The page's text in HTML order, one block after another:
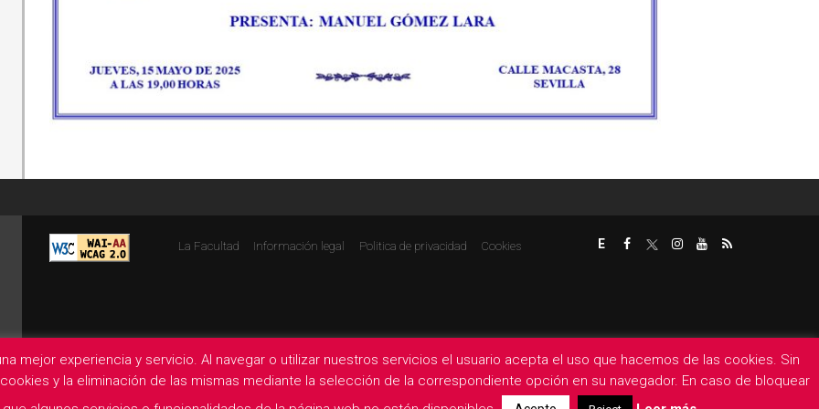
La Facultad Información legal Politica de privacidad Cookies E
mejor experiencia y servicio. Al navegar o utilizar nuestros servicios el usuario acepta el uso que hacemos de las cookies. Sin
y la eliminación de las mismas mediante la selección de la correspondiente opción en su navegador. En caso de bloquear